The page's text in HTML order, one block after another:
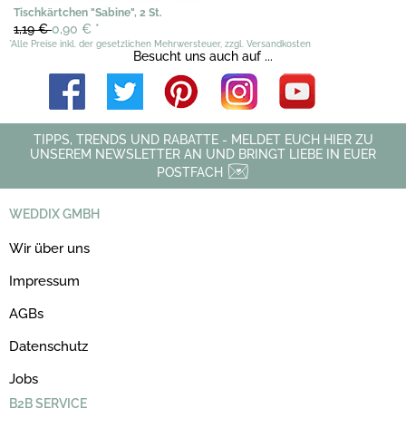
Tischkärtchen "Sabine", 2 St.
1,19 €0,90 € *
*Alle Preise inkl. der gesetzlichen Mehrwersteuer, zzgl. Versandkosten
Besucht uns auch auf ...
TIPPS, TRENDS UND RABATTE - MELDET EUCH HIER ZU
UNSEREM NEWSLETTER AN UND BRINGT LIEBE IN EUER
POSTFACH
WEDDIX GMBH
Wir über uns
Impressum
AGBs
Datenschutz
Jobs
B2B SERVICE